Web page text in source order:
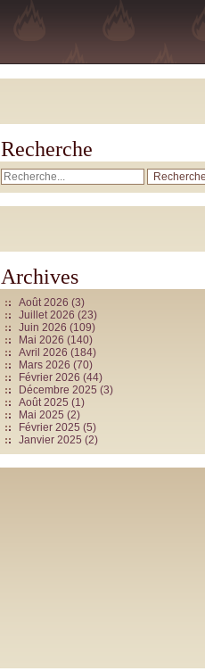
Recherche
Archives
Août 2026 (3)
Juillet 2026 (23)
Juin 2026 (109)
Mai 2026 (140)
Avril 2026 (184)
Mars 2026 (70)
Février 2026 (44)
Décembre 2025 (3)
Août 2025 (1)
Mai 2025 (2)
Février 2025 (5)
Janvier 2025 (2)